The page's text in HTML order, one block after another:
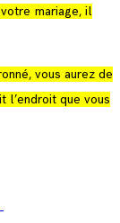
mariage, il
vous aurez de
l’endroit que vous